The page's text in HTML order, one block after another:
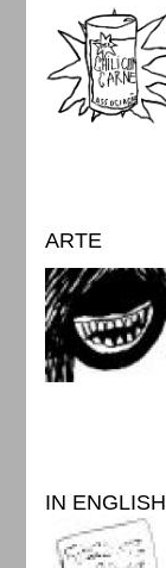
ARTE
IN ENGLISH